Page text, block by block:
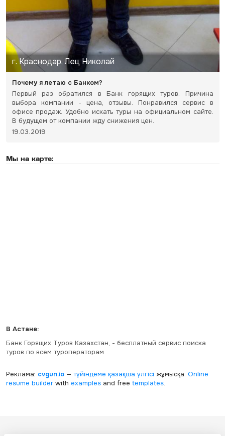
г. Краснодар, Лец Николай
Почему я летаю с Банком?
Первый раз обратился в Банк горящих туров. Причина
выбора компании - цена, отзывы. Понравился сервис в
офисе продаж. Удобно искать туры на официальном сайте.
В будущем от компании жду снижения цен.
19.03.2019
Мы на карте:
В Астане:
Банк Горящих Туров Казахстан, - бесплатный сервис поиска
туров по всем туроператорам
Реклама: cvgun.io— түйіндеме қазақша үлгісі жұмысқа. Online
resume builderwith examplesand free templates.